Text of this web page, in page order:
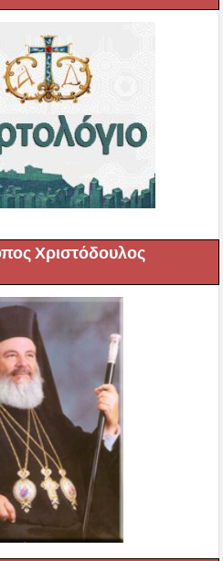
Χριστόδουλος